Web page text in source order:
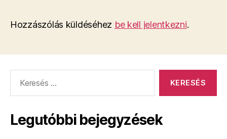
Hozzászólás küldéséhez be kell jelentkezni.
Legutóbbi bejegyzések